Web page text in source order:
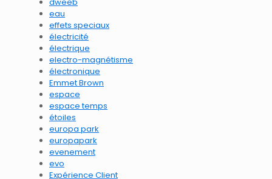
eau
effets speciaux
électricité
électrique
electro-magnétisme
électronique
Emmet Brown
espace
espace temps
étoiles
europa park
europapark
evenement
evo
Expérience Client